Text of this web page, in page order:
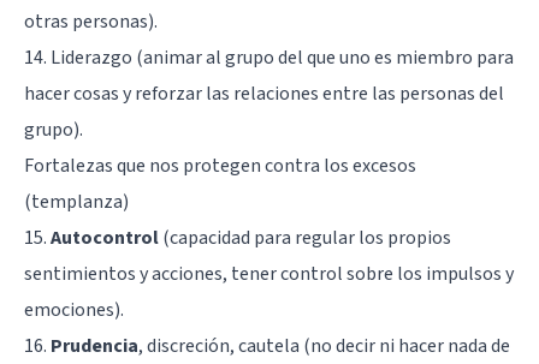
otras personas).
14. Liderazgo (animar al grupo del que uno es miembro para
hacer cosas y reforzar las relaciones entre las personas del
grupo).
Fortalezas que nos protegen contra los excesos
(templanza)
15.Autocontrol(capacidad para regular los propios
sentimientos y acciones, tener control sobre los impulsos y
emociones).
16. Prudencia, discreción, cautela (no decir ni hacer nada de